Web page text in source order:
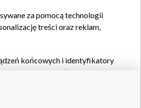
za pomocą technologii
treści oraz reklam,
końcowych i identyfikatory
oraz pozostałych
wyboru spersonalizowanych
reklam, pomiaru wydajności